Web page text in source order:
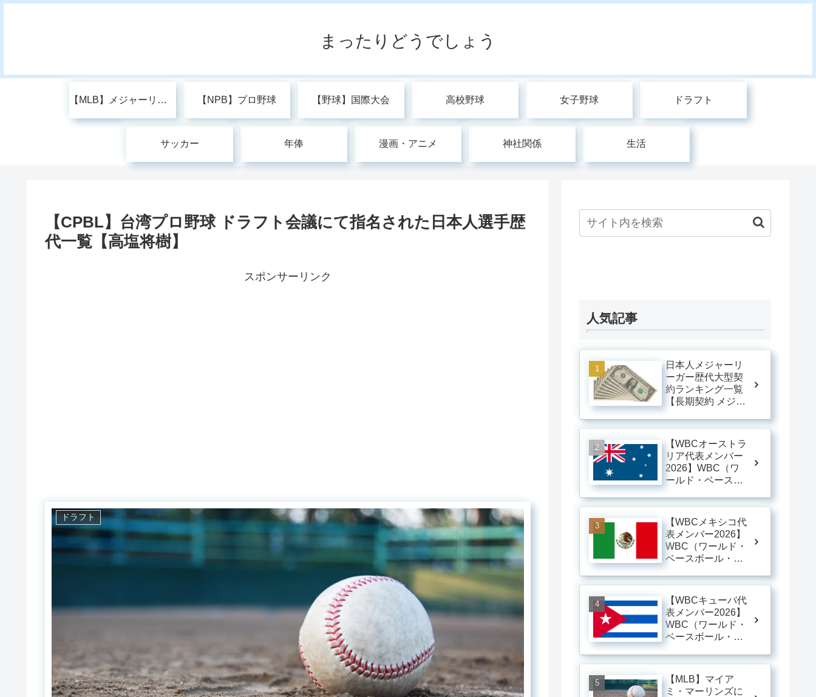
まったりどうでしょう
【MLB】メジャーリーグ 【NPB】プロ野球 【野球】国際大会 高校野球 女子野球 ドラフト
サッカー 年俸 漫画・アニメ 神社関係 生活
【CPBL】台湾プロ野球 ドラフト会議にて指名された日本人選手歴
代一覧【高塩将樹】
スポンサーリンク
ドラフト
人気記事
日本人メジャーリ
ーガー歴代大型契
約ランキング一覧
【長期契約 メジャ
【WBCオーストラ
リア代表メンバー
2026】WBC（ワ
ールド・ベースボ
ア代表メンバー一
覧 ※随時更新
【WBCメキシコ代
表メンバー2026】
WBC（ワールド・
ベースボール・ク
覧 ※随時更新
【WBCキューバ代
表メンバー2026】
WBC（ワールド・
ベースボール・ク
覧 ※随時更新
【MLB】マイア
ミ・マーリンズに